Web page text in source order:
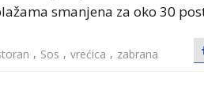
smanjena za oko 30
, Sos , vrećica , zabrana